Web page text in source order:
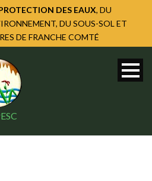
DES EAUX, DU
DU SOUS-SOL ET
DE FRANCHE COMTÉ